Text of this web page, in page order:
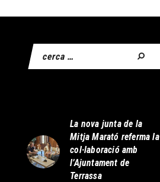
La nova junta de la
Mitja Marató referma la
col·laboració amb
l’Ajuntament de
Terrassa